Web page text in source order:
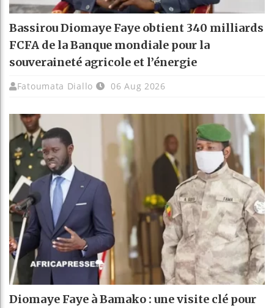
Bassirou Diomaye Faye obtient 340 milliards
FCFA de la Banque mondiale pour la
souveraineté agricole et l’énergie
Fatoumata Diallo 06 Aug 2026
Diomaye Faye à Bamako : une visite clé pour